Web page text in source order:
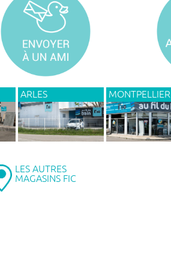
ARLES MONTPELLIER
LES AUTRES
MAGASINS FIC